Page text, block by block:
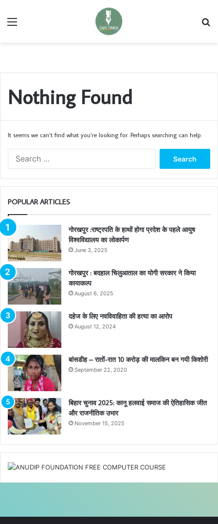
Menu
Nothing Found
It seems we can’t find what you’re looking for. Perhaps searching can help.
POPULAR ARTICLES
गोरखपुर :राष्ट्रपति के हाथों होगा प्रदेश के पहले आयुष
विश्वविद्यालय का लोकार्पण
June 3, 2025
गोरखपुर : बदहाल चिलुआताल का योगी सरकार ने किया
कायाकल्प
August 6, 2025
दहेज के लिए नवविवाहिता की हत्या का आरोप
August 12, 2024
बांसडीह – रातों-रात 10 करोड़ की मालकिन बन गयी किशोरी
September 22, 2020
बिहार चुनाव 2025: कानू हलवाई समाज की ऐतिहासिक जीत
और राजनीतिक उभार
November 15, 2025